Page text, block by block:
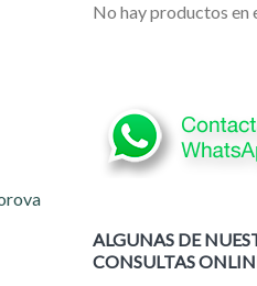
No hay productos en
ALGUNAS DE
CONSULTAS